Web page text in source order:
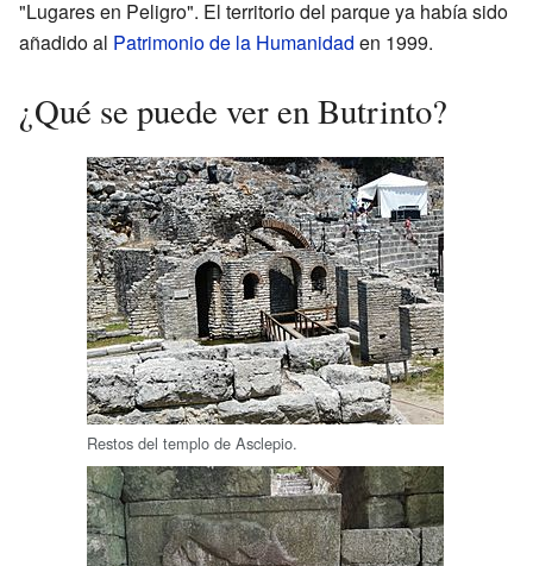
"Lugares en Peligro". El territorio del parque ya había sido
añadido al Patrimonio de la Humanidad en 1999.
¿Qué se puede ver en Butrinto?
Restos del templo de Asclepio.